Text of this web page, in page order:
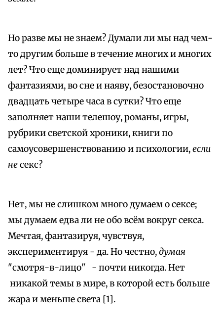
Но разве мы не знаем? Думали ли мы над чем-
то другим больше в течение многих и многих
лет? Что еще доминирует над нашими
фантазиями, во сне и наяву, безостановочно
двадцать четыре часа в сутки? Что еще
заполняет наши телешоу, романы, игры,
рубрики светской хроники, книги по
самоусовершенствованию и психологии,если
несекс?
Нет, мы не слишком много думаем о сексе;
мы думаем едва ли не обо всём вокруг секса.
Мечтая, фантазируя, чувствуя,
экспериментируя - да. Но честно,думая
"смотря-в-лицо" - почти никогда. Нет
никакой темы в мире, в которой есть больше
жара и меньше света [1].